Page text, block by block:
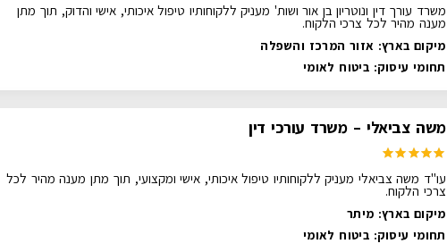
משרד עורך דין ונוטריון בן אור ושות' מעניק ללקוחותיו טיפול איכותי, אישי והדוק, תוך מתן
מענה מהיר לכל צרכי הלקוח.
מיקום בארץ: אזור המרכז והשפלה
תחומי עיסוק:ביטוח לאומי
משה צביאלי – משרד עורכי דין
עו"ד משה צביאלי מעניק ללקוחותיו טיפול איכותי, אישי ומקצועי, תוך מתן מענה מהיר לכל
צרכי הלקוח.
מיקום בארץ: מיתר
תחומי עיסוק:ביטוח לאומי